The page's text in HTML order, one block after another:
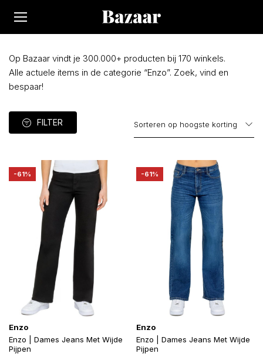
Op Bazaar vindt je 300.000+ producten bij 170 winkels.
Alle actuele items in de categorie “Enzo”. Zoek, vind en
bespaar!
FILTER
-61%
Enzo
Enzo | Dames Jeans Met Wijde
Pijpen
-61%
Enzo
Enzo | Dames Jeans Met Wijde
Pijpen